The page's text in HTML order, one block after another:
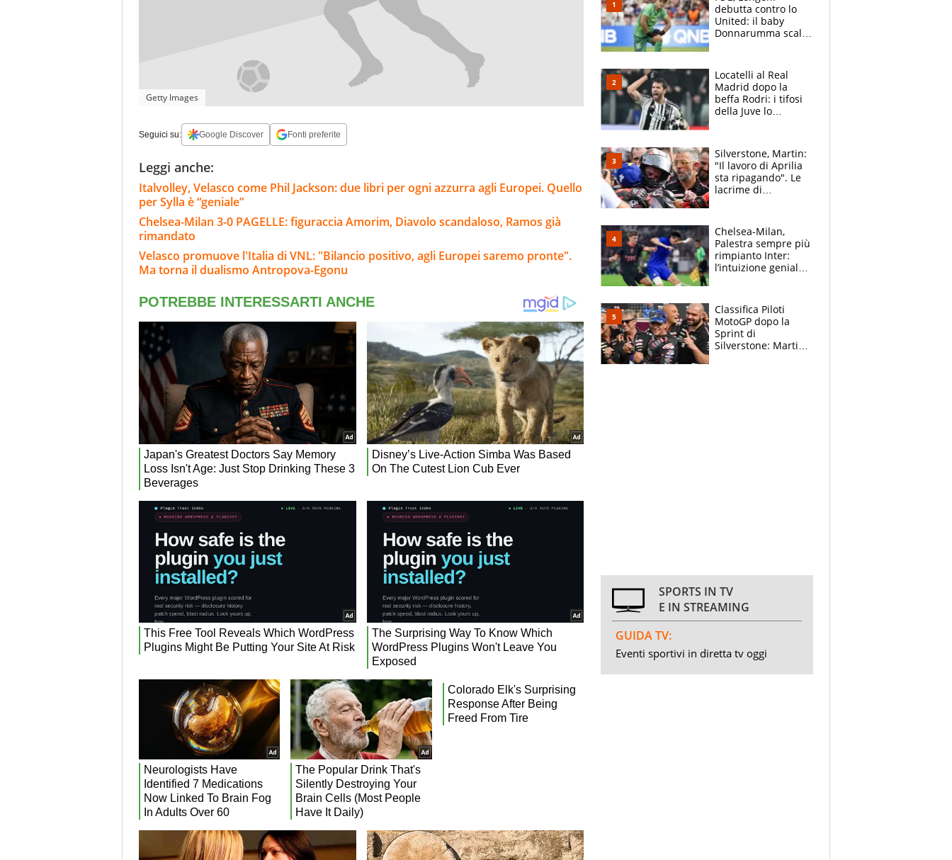
Getty Images
Seguici su: Google Discover Fonti preferite
Leggi anche:
Italvolley, Velasco come Phil Jackson: due libri per ogni azzurra agli Europei. Quello
per Sylla è “geniale”
Chelsea-Milan 3-0 PAGELLE: figuraccia Amorim, Diavolo scandaloso, Ramos già
rimandato
Velasco promuove l'Italia di VNL: "Bilancio positivo, agli Europei saremo pronte".
Ma torna il dualismo Antropova-Egonu
debutta contro lo
United: il baby
Donnarumma scalza
Locatelli al Real
Madrid dopo la
beffa Rodri: i tifosi
della Juve lo
Silverstone, Martin:
"Il lavoro di Aprilia
sta ripagando". Le
lacrime di
la gara domani"
Chelsea-Milan,
Palestra sempre più
rimpianto Inter:
l’intuizione geniale
Classifica Piloti
MotoGP dopo la
Sprint di
Silverstone: Martin
SPORTS IN TV
E IN STREAMING
GUIDA TV:
Eventi sportivi in diretta tv oggi